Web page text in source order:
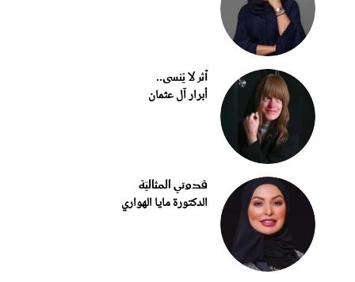
أثر لا يُنسى..
أبرار آل عثمان
قدوتي المثاليّة
الدكتورة مايا الهواري